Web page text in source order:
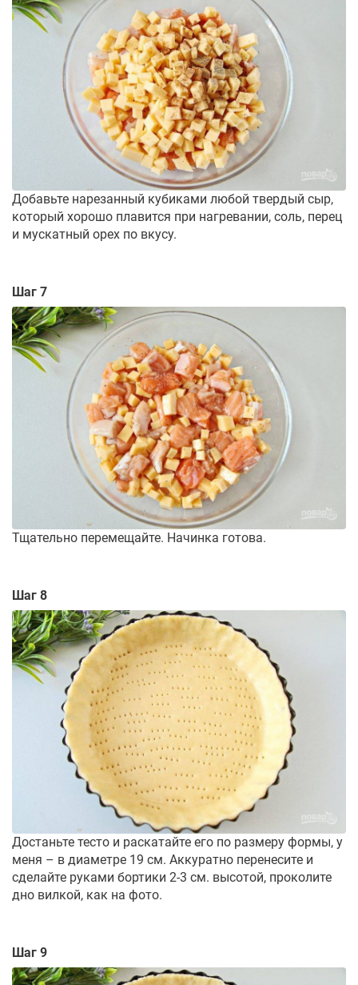
Добавьте нарезанный кубиками любой твердый сыр,
который хорошо плавится при нагревании, соль, перец
и мускатный орех по вкусу.
Шаг 7
Тщательно перемещайте. Начинка готова.
Шаг 8
Достаньте тесто и раскатайте его по размеру формы, у
меня – в диаметре 19 см. Аккуратно перенесите и
сделайте руками бортики 2-3 см. высотой, проколите
дно вилкой, как на фото.
Шаг 9